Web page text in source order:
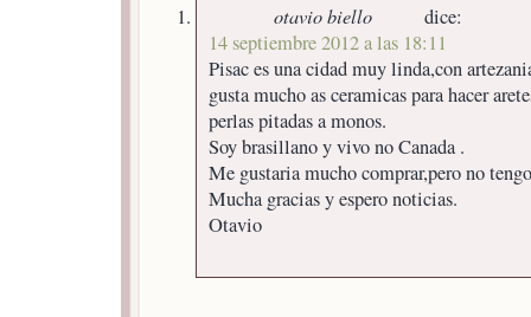
otavio biello
dice:
14 septiembre 2012 a las 18:11
Pisac es una cidad muy linda,con
gusta mucho as ceramicas para hacer
perlas pitadas a monos.
Soy brasillano y vivo no Canada .
Me gustaria mucho comprar,pero no
Mucha gracias y espero noticias.
Otavio